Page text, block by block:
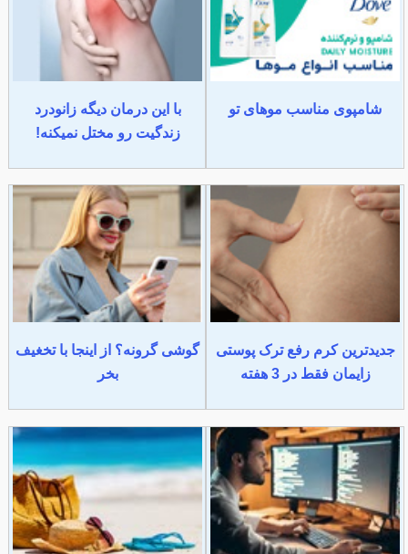
شامپوی مناسب موهای تو
با این درمان دیگه زانودرد
زندگیت رو مختل نمیکنه!
جدیدترین کرم رفع ترک پوستی
زایمان فقط در 3 هفته
گوشی گرونه؟ از اینجا با تخغیف
بخر